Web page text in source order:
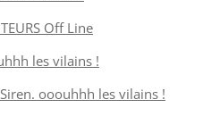
Off Line
les vilains !
ooouhhh les vilains !